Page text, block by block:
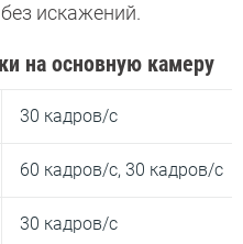
искажений.
на основную камеру
30 кадров/с
60 кадров/с, 30 кадров/с
30 кадров/с